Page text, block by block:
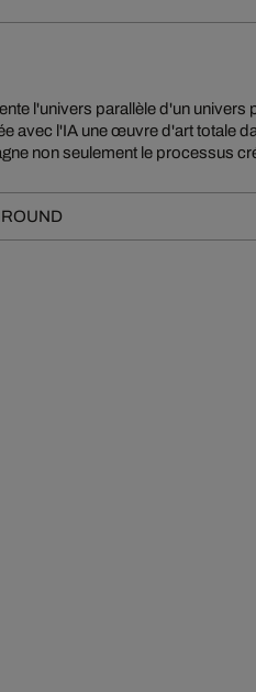
l'univers parallèle d'un univers
avec l'IA une œuvre d'art totale
non seulement le processus
ses compositions virtuelles.
devient lui-même une partie du